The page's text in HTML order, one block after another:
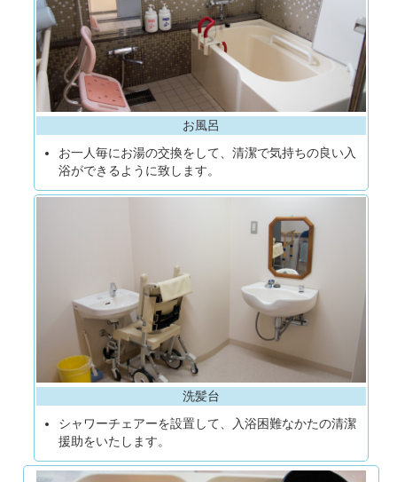
お風呂
お一人毎にお湯の交換をして、清潔で気持ちの良い入
浴ができるように致します。
洗髪台
シャワーチェアーを設置して、入浴困難なかたの清潔
援助をいたします。